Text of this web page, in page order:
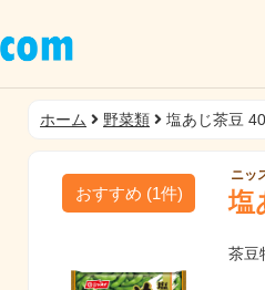
ホーム 野菜類 塩あじ茶豆
おすすめ (1件)
ニッ
塩
茶豆